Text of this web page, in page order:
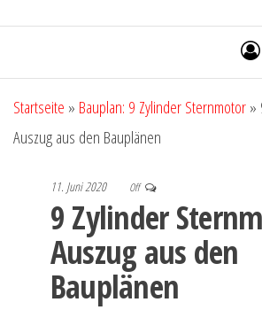
Startseite » Bauplan: 9 Zylinder Sternmotor»
Auszug aus den Bauplänen
11. Juni 2020 Off
9 Zylinder
Auszug aus den
Bauplänen